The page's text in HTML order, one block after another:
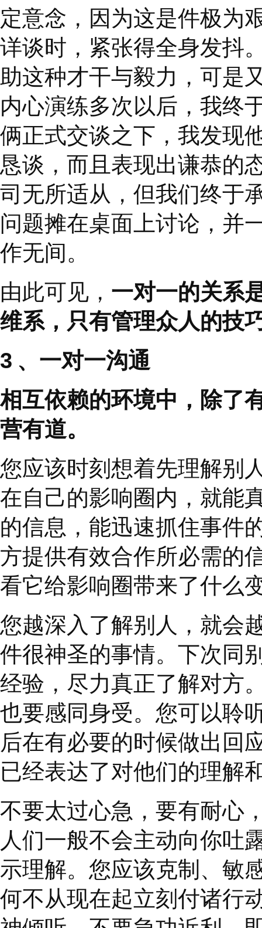
见得能与妻儿或同事
要更多人格修养。
最高领导阶层不和的
斗，董事长与总经理
切身问题。可见人际
想当年首次看到哈马
为彼此心意不明而困
色、目标、价值尤其
及核心问题，唯恐引
后来看到这句名言，
定意念，因为这是件
详谈时，紧张得全身
助这种才干与毅力，
内心演练多次以后，
俩正式交谈之下，我
恳谈，而且表现出谦
司无所适从，但我们
问题摊在桌面上讨论
作无间。
由此可见，一对一的
维系，只有管理众人
3、一对一沟通
相互依赖的环境中，
营有道。
您应该时刻想着先理